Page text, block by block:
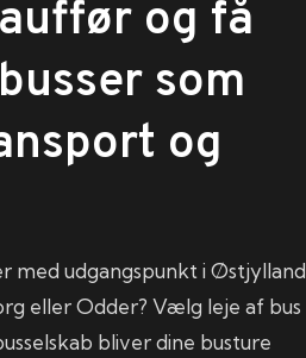
og få
som
og
med udgangspunkt i Østjylland
eller Odder? Vælg leje af bus
bliver dine busture